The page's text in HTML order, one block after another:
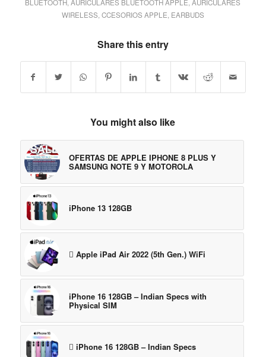
BLUETOOTH ,AURICULARES BLUETOOTH APPLE ,AURICULARES
WIRELESS CCESORIOS APPLE EARBUDS
Share this entry
You might also like
OFERTAS DE APPLE IPHONE 8 PLUS Y
SAMSUNG NOTE 9 Y MOTOROLA
iPhone 13 128GB
 Apple iPad Air 2022 (5th Gen.) WiFi
iPhone 16 128GB – Indian Specs with
Physical SIM
 iPhone 16 128GB – Indian Specs